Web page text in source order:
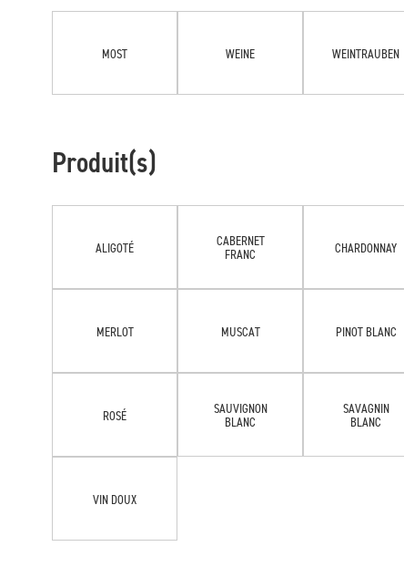
MOST WEINE WEINTRAUBEN
Produit(s)
ALIGOTÉ
CABERNET
FRANC
CHARDONNAY
MERLOT MUSCAT PINOT BLANC
ROSÉ
SAUVIGNON
BLANC
SAVAGNIN
BLANC
VIN DOUX